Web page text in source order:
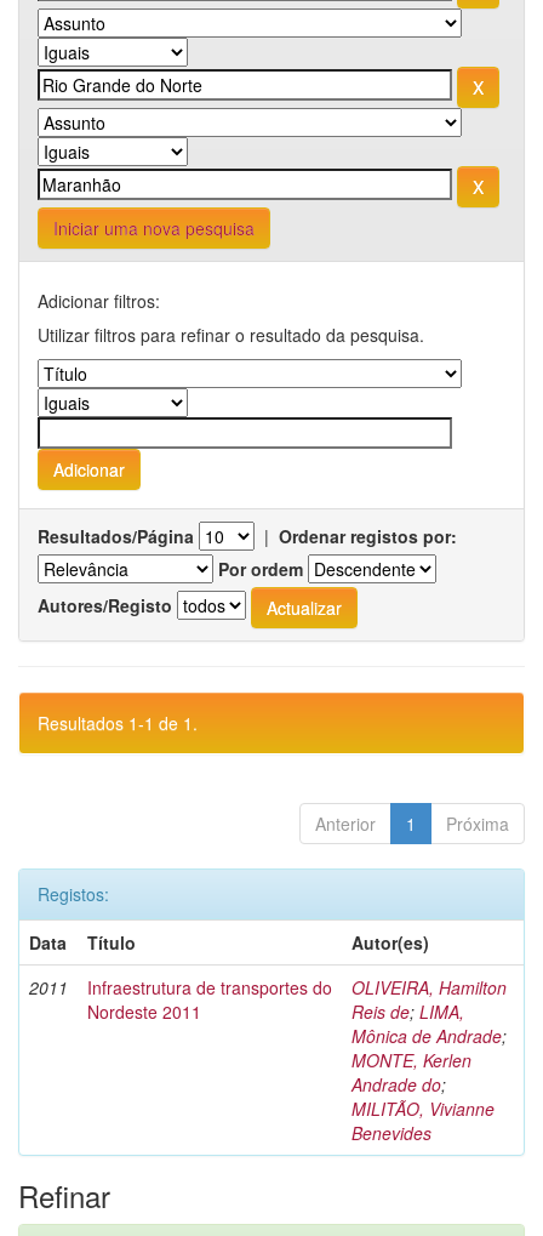
Iniciar uma nova pesquisa
Adicionar filtros:
Utilizar filtros para refinar o resultado da pesquisa.
Resultados/Página | Ordenar registos por:
Por ordem
Autores/Registo
Resultados 1-1 de 1.
Anterior 1 Próxima
Registos:
Data
Título
Autor(es)
2011
Infraestrutura de transportes do
Nordeste 2011
OLIVEIRA, Hamilton
Reis de; LIMA,
Mônica de Andrade;
MONTE, Kerlen
Andrade do;
MILITÃO, Vivianne
Benevides
Refinar